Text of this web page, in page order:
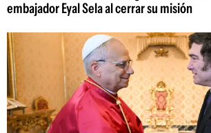
embajador Eyal Sela al cerrar su misión